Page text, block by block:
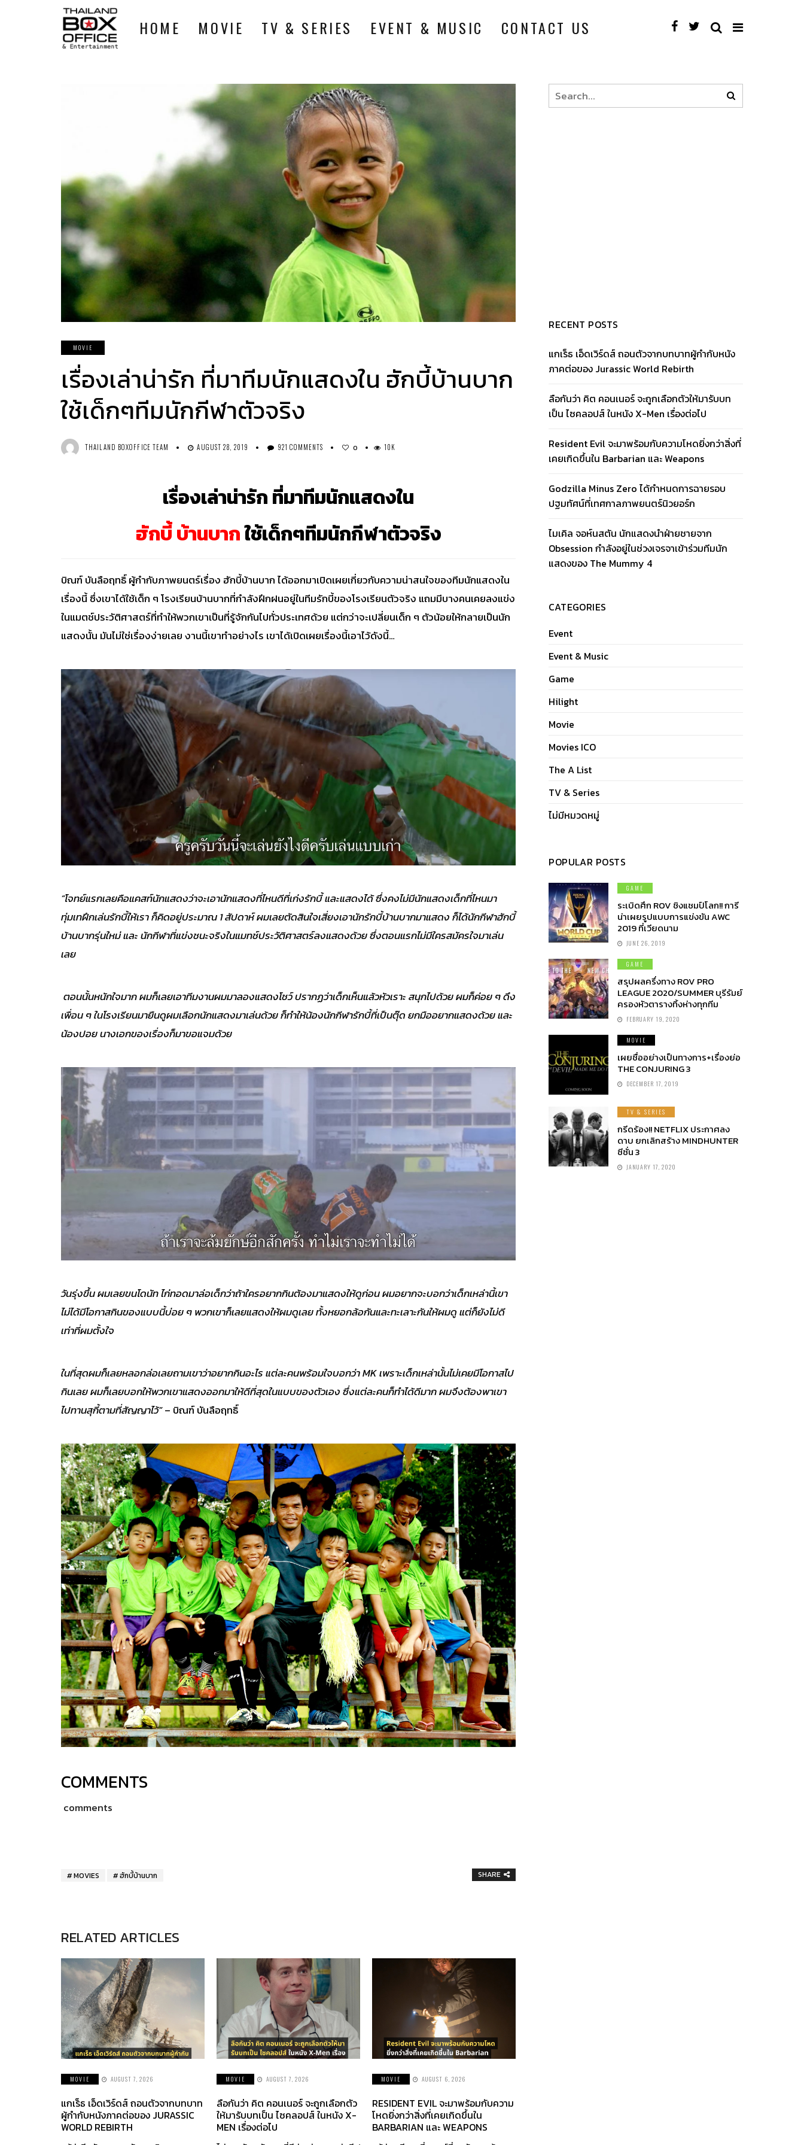
HOME MOVIE TV & SERIES EVENT & MUSIC CONTACT US
MOVIE
เรื่องเล่าน่ารัก ที่มาทีมนักแสดงใน ฮักบี้บ้านบาก
ใช้เด็กๆทีมนักกีฬาตัวจริง
THAILAND BOXOFFICE TEAM AUGUST 28, 2019 921 COMMENTS 0 10K
เรื่องเล่าน่ารัก ที่มาทีมนักแสดงใน
ฮักบี้ บ้านบากใช้เด็กๆทีมนักกีฬาตัวจริง
บิณฑ์ บันลือฤทธิ์ ผู้กำกับภาพยนตร์เรื่อง ฮักบี้บ้านบาก ได้ออกมาเปิดเผยเกี่ยวกับความน่าสนใจของทีมนักแสดงใน
เรื่องนี้ ซึ่งเขาได้ใช้เด็ก ๆ โรงเรียนบ้านบากที่กำลังฝึกฝนอยู่ในทีมรักบี้ของโรงเรียนตัวจริง แถมมีบางคนเคยลงแข่ง
ในแมตช์ประวัติศาสตร์ที่ทำให้พวกเขาเป็นที่รู้จักกันไปทั่วประเทศด้วย แต่กว่าจะเปลี่ยนเด็ก ๆ ตัวน้อยให้กลายเป็นนัก
แสดงนั้น มันไม่ใช่เรื่องง่ายเลย งานนี้เขาทำอย่างไร เขาได้เปิดเผยเรื่องนี้เอาไว้ดังนี้…
“โจทย์แรกเลยคือแคสท์นักแสดงว่าจะเอานักแสดงที่ไหนดีที่เก่งรักบี้ และแสดงได้ ซึ่งคงไม่มีนักแสดงเด็กที่ไหนมา
ทุ่มเทฝึกเล่นรักบี้ให้เรา ก็คิดอยู่ประมาณ 1 สัปดาห์ ผมเลยตัดสินใจเสี่ยงเอานักรักบี้บ้านบากมาแสดง ก็ได้นักกีฬาฮักบี้
บ้านบากรุ่นใหม่ และ นักกีฬาที่แข่งชนะจริงในแมทช์ประวัติศาสตร์ลงแสดงด้วย ซึ่งตอนแรกไม่มีใครสมัครใจมาเล่น
เลย
ตอนนั้นหนักใจมาก ผมก็เลยเอาทีมงานผมมาลองแสดงโชว์ ปรากฏว่าเด็กเห็นแล้วหัวเราะ สนุกไปด้วย ผมก็ค่อย ๆ ดึง
เพื่อน ๆ ในโรงเรียนมายืนดูผมเลือกนักแสดงมาเล่นด้วย ก็ทำให้น้องนักกีฬารักบี้ที่เป็นตุ๊ด ยกมืออยากแสดงด้วย และ
น้องปอย นางเอกของเรื่องก็มาขอแจมด้วย
วันรุ่งขึ้น ผมเลยขนโดนัท ไก่ทอดมาล่อเด็กว่าถ้าใครอยากกินต้องมาแสดงให้ดูก่อน ผมอยากจะบอกว่าเด็กเหล่านี้เขา
ไม่ได้มีโอกาสกินของแบบนี้บ่อย ๆ พวกเขาก็เลยแสดงให้ผมดูเลย ทั้งหยอกล้อกันและทะเลาะกันให้ผมดู แต่ก็ยังไม่ดี
เท่าที่ผมตั้งใจ
ในที่สุดผมก็เลยหลอกล่อเลยถามเขาว่าอยากกินอะไร แต่ละคนพร้อมใจบอกว่า MK เพราะเด็กเหล่านั้นไม่เคยมีโอกาสไป
กินเลย ผมก็เลยบอกให้พวกเขาแสดงออกมาให้ดีที่สุดในแบบของตัวเอง ซึ่งแต่ละคนก็ทำได้ดีมาก ผมจึงต้องพาเขา
ไปทานสุกี้ตามที่สัญญาไว้”– บิณฑ์ บันลือฤทธิ์
COMMENTS
comments
MOVIES ฮักบี้บ้านบาก SHARE
RELATED ARTICLES
MOVIE AUGUST 7, 2026
แกเร็ธ เอ็ดเวิร์ดส์ ถอนตัวจากบทบาท
ผู้กำกับหนังภาคต่อของ JURASSIC
WORLD REBIRTH
MOVIE AUGUST 7, 2026
ลือกันว่า คิต คอนเนอร์ จะถูกเลือกตัว
ให้มารับบทเป็น ไซคลอปส์ ในหนัง X-
MEN เรื่องต่อไป
MOVIE AUGUST 6, 2026
RESIDENT EVIL จะมาพร้อมกับความ
โหดยิ่งกว่าสิ่งที่เคยเกิดขึ้นใน
BARBARIAN และ WEAPONS
RECENT POSTS
แกเร็ธ เอ็ดเวิร์ดส์ ถอนตัวจากบทบาทผู้กำกับหนัง
ภาคต่อของ Jurassic World Rebirth
ลือกันว่า คิต คอนเนอร์ จะถูกเลือกตัวให้มารับบท
เป็น ไซคลอปส์ ในหนัง X-Men เรื่องต่อไป
Resident Evil จะมาพร้อมกับความโหดยิ่งกว่าสิ่งที่
เคยเกิดขึ้นใน Barbarian และ Weapons
Godzilla Minus Zero ได้กำหนดการฉายรอบ
ปฐมทัศน์ที่เทศกาลภาพยนตร์นิวยอร์ก
ไมเคิล จอห์นสตัน นักแสดงนำฝ่ายชายจาก
Obsession กำลังอยู่ในช่วงเจรจาเข้าร่วมทีมนัก
แสดงของ The Mummy 4
CATEGORIES
Event
Event & Music
Game
Hilight
Movie
Movies ICO
The A List
TV & Series
ไม่มีหมวดหมู่
POPULAR POSTS
GAME
ระเบิดศึก ROV ชิงแชมป์โลก!! การี
น่าเผยรูปแบบการแข่งขัน AWC
2019 ที่เวียดนาม
JUNE 26, 2019
GAME
สรุปผลครึ่งทาง ROV PRO
LEAGUE 2020/SUMMER บุรีรัมย์
ครองหัวตารางทิ้งห่างทุกทีม
FEBRUARY 19, 2020
MOVIE
เผยชื่ออย่างเป็นทางการ+เรื่องย่อ
THE CONJURING 3
DECEMBER 17, 2019
TV & SERIES
กรีดร้อง!! NETFLIX ประกาศลง
ดาบ ยกเลิกสร้าง MINDHUNTER
ซีซั่น 3
JANUARY 17, 2020